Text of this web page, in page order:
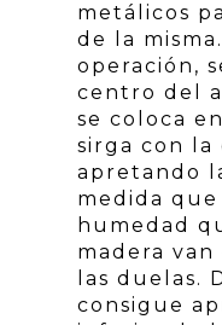
metálicos
de la
operación,
centro del
se coloca
sirga con la
apretando
medida
humedad
madera
las duelas.
consigue